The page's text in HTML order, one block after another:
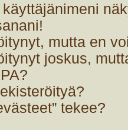
mutta en
joskus,
tekee?